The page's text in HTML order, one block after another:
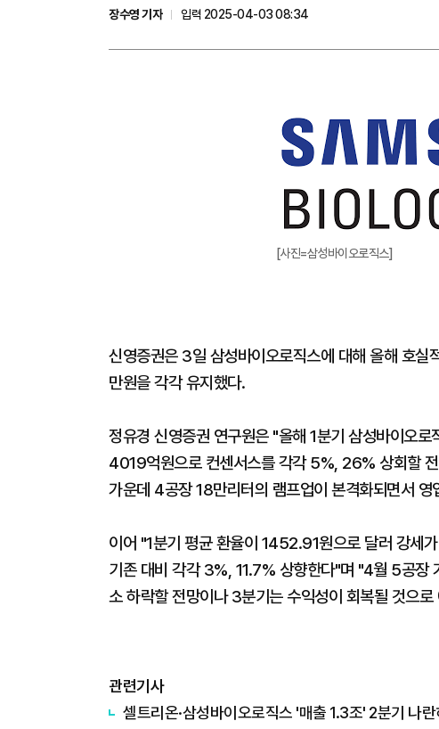
장수영 기자
입력 2025-04-03 08:34
[사진=삼성바이오로직스]
신영증권은 3일 삼성바이오로직스에 대해 올해 호
만원을 각각 유지했다.
정유경 신영증권 연구원은 "올해 1분기 삼성바이오
4019억원으로 컨센서스를 각각 5%, 26% 상회할
가운데 4공장 18만리터의 램프업이 본격화되면서
이어 "1분기 평균 환율이 1452.91원으로 달러 강세
기존 대비 각각 3%, 11.7% 상향한다"며 "4월 5공장
소 하락할 전망이나 3분기는 수익성이 회복될 것으
관련기사
셀트리온·삼성바이오로직스 '매출 1.3조' 2분기 나란